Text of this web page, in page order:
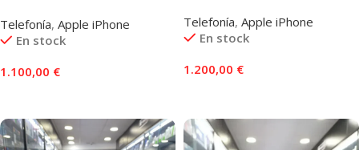
Telefonía, Apple iPhone
En stock
1.100,00 €
Telefonía, Apple iPhone
En stock
1.200,00 €